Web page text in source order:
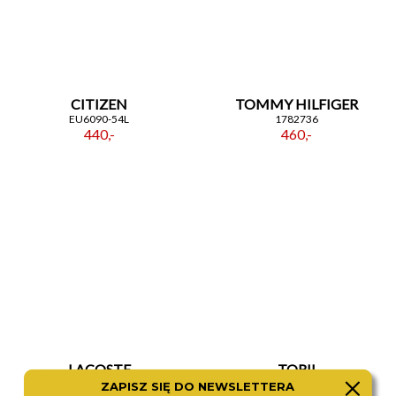
CITIZEN
EU6090-54L
440,-
TOMMY HILFIGER
1782736
460,-
LACOSTE
2001271
TORII
B38BM.NB
ZAPISZ SIĘ DO NEWSLETTERA